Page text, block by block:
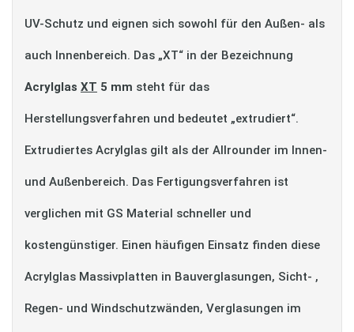
UV-Schutz und eignen sich sowohl für den Außen- als
auch Innenbereich. Das „XT“ in der Bezeichnung
Acrylglas XT 5 mm steht für das
Herstellungsverfahren und bedeutet „extrudiert“.
Extrudiertes Acrylglas gilt als der Allrounder im Innen-
und Außenbereich. Das Fertigungsverfahren ist
verglichen mit GS Material schneller und
kostengünstiger. Einen häufigen Einsatz finden diese
Acrylglas Massivplatten in Bauverglasungen, Sicht- ,
Regen- und Windschutzwänden, Verglasungen im